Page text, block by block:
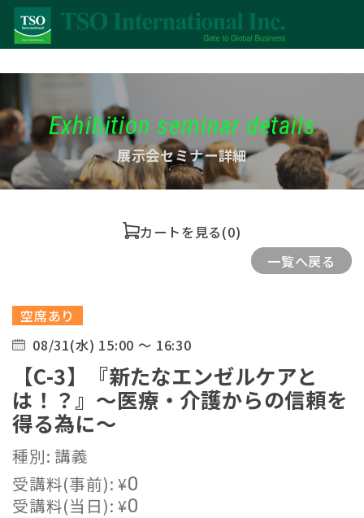
Exhibition seminar details
展示会セミナー詳細
カートを見る(0)
一覧へ戻る
空席あり
08/31(水) 15:00 ～ 16:30
【C-3】『新たなエンゼルケアと
は！？』～医療・介護からの信頼を
得る為に～
種別: 講義
受講料(事前):¥0
受講料(当日):¥0